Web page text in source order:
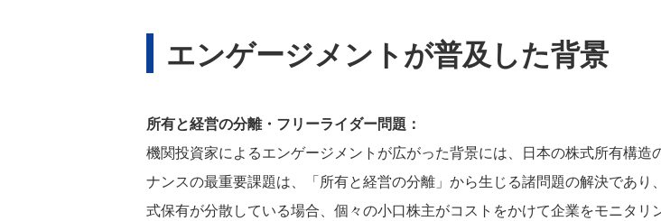
エンゲージメントが普及した背景
所有と経営の分離・フリーライダー問題：
機関投資家によるエンゲージメントが広がった背景には、日本の株式所有構
ナンスの最重要課題は、「所有と経営の分離」から生じる諸問題の解決であ
式保有が分散している場合、個々の小口株主がコストをかけて企業をモニタ